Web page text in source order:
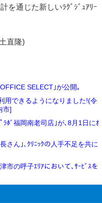
を通じた新しいﾗｸﾞｼﾞｭｱﾘｰ
)
OFFICE SELECT｣が公開｡
用できるようになりました!(令
市]
ﾗﾎﾞ福岡南老司店｣が､8月1日にｵ
さん｣､ｸﾘﾆｯｸの人手不足を共に
市の呼子ｴﾘｱにおいて､ｻｰﾋﾞｽを